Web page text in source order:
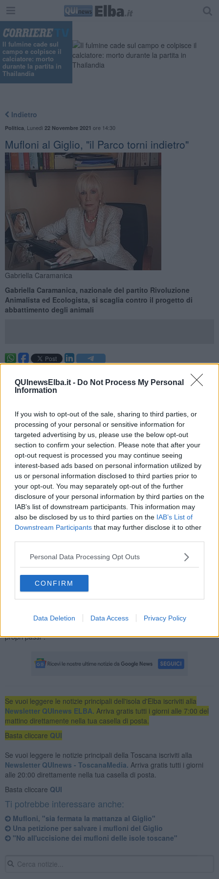
QUInewsElba.it - Do Not Process My Personal
Information
If you wish to opt-out of the sale, sharing to third parties, or
processing of your personal or sensitive information for
targeted advertising by us, please use the below opt-out
section to confirm your selection. Please note that after your
opt-out request is processed you may continue seeing
interest-based ads based on personal information utilized by
us or personal information disclosed to third parties prior to
your opt-out. You may separately opt-out of the further
disclosure of your personal information by third parties on the
IAB’s list of downstream participants. This information may
also be disclosed by us to third parties on the IAB’s List of
Downstream Participants that may further disclose it to other
Personal Data Processing Opt Outs
CONFIRM
Data Deletion Data Access Privacy Policy
Il fulmine cade sul
campo e colpisce il
calciatore: morto
durante la partita in
Thailandia
Indietro
Politica Lunedì 22 Novembre 2021 ore 14:30
Mufloni al Giglio, "il Parco torni indietro"
Gabriella Caramanica
Gabriella Caramanica, nazionale del partito Rivoluzione
Animalista ed Ecologista, si scaglia contro il progetto di
abbattimento degli animali
Sul progetto di abbattere i mufloni che si
trovano sull'Isola del Giglio arriva una nota di Gabriella
Caramanica, segretario nazionale del partito Rivoluzione Animalista
“Rivoluzione Animalista ed Ecologista intende rivolgere tutto il suo
sconcerto e tutta la sua contrarietà in merito a quanto starebbe
succedendo sull’isola del Giglio dove l’Ente Parco Nazionale
Arcipelago Toscano avrebbe programmato l’avvio delle procedure
di abbattimento di decine e decine mufloni. - si legge nella nota -
Siamo di fronte a una realtà preoccupante, disumana e
assolutamente illogica, che potrebbe avere conseguenze
catastrofiche sulla vita e sul benessere di questi poveri animali,
molto pacifici ma considerati dall’ente Parco una specie aliena e
invasiva".
GIGLIO”, - prosegue Caramanica- che prevede appunto la
eradicazione e l’uccisione di tutti i mufloni dell’Isola del Giglio, e a
quanto pare si prevede un finanziamento di oltre un milione e
mezzo di euro di soldi pubblici: dunque, un inutile sperpero di soldi
per un intervento che va contro il concetto di vita e contro tanti
grandissima valenza storica, culturale, ambientale e paesaggistica.
propri passi”.
Se vuoi leggere le notizie principali dell'isola d'Elba iscriviti alla
Newsletter QUInews ELBA. Arriva gratis tutti i giorni alle 7:00 del
mattino direttamente nella tua casella di posta.
Basta cliccare QUI
Se vuoi leggere le notizie principali della Toscana iscriviti alla
Newsletter QUInews - ToscanaMedia. Arriva gratis tutti i giorni
alle 20:00 direttamente nella tua casella di posta.
Basta cliccare QUI
Ti potrebbe interessare anche:
Mufloni, "sia fermata la mattanza al Giglio"
Una petizione per salvare i mufloni del Giglio
"No all'uccisione dei mufloni delle isole toscane"